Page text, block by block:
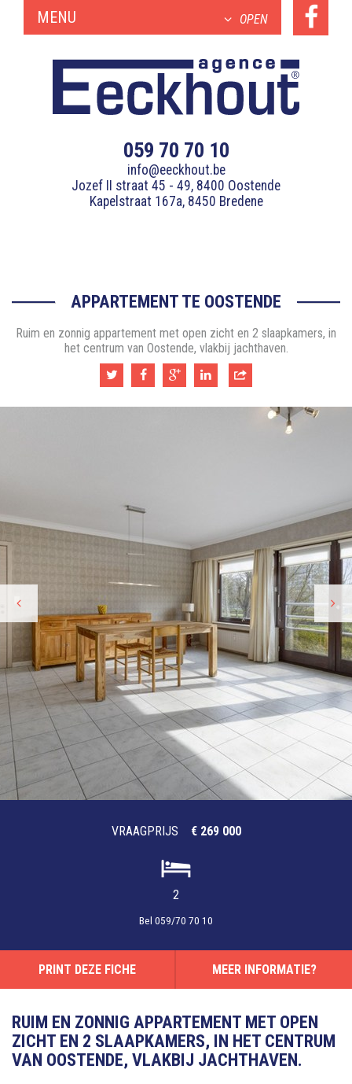
MENU OPEN
059 70 70 10
info@eeckhout.be
Jozef II straat 45 - 49, 8400 Oostende
Kapelstraat 167a, 8450 Bredene
APPARTEMENT TE OOSTENDE
Ruim en zonnig appartement met open zicht en 2 slaapkamers, in
het centrum van Oostende, vlakbij jachthaven.
VRAAGPRIJS € 269 000
2
Bel 059/70 70 10
PRINT DEZE FICHE MEER INFORMATIE?
RUIM EN ZONNIG APPARTEMENT MET OPEN
ZICHT EN 2 SLAAPKAMERS, IN HET CENTRUM
VAN OOSTENDE, VLAKBIJ JACHTHAVEN.